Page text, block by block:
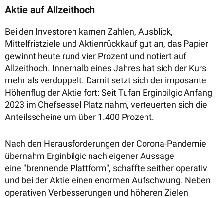
Aktie auf Allzeithoch
Bei den Investoren kamen Zahlen, Ausblick,
Mittelfristziele und Aktienrückkauf gut an, das Papier
gewinnt heute rund vier Prozent und notiert auf
Allzeithoch. Innerhalb eines Jahres hat sich der Kurs
mehr als verdoppelt. Damit setzt sich der imposante
Höhenflug der Aktie fort: Seit Tufan Erginbilgic Anfang
2023 im Chefsessel Platz nahm, verteuerten sich die
Anteilsscheine um über 1.400 Prozent.
Nach den Herausforderungen der Corona-Pandemie
übernahm Erginbilgic nach eigener Aussage
eine "brennende Plattform", schaffte seither operativ
und bei der Aktie einen enormen Aufschwung. Neben
operativen Verbesserungen und höheren Zielen